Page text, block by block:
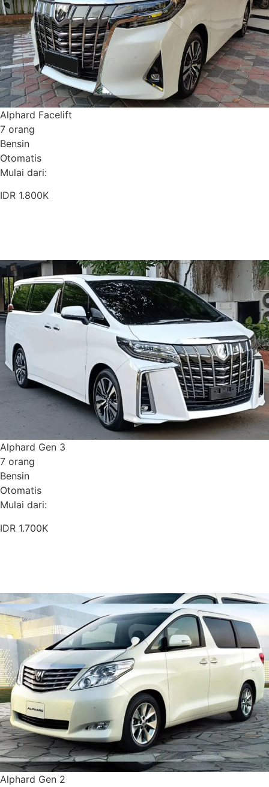
Alphard Facelift
7 orang
Bensin
Otomatis
Mulai dari:
IDR 1.800K
Alphard Gen 3
7 orang
Bensin
Otomatis
Mulai dari:
IDR 1.700K
Alphard Gen 2